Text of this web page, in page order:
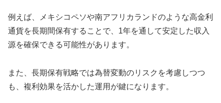
例えば、メキシコペソや南アフリカランドのような高金利
通貨を長期間保有することで、1年を通して安定した収入
源を確保できる可能性があります。
また、長期保有戦略では為替変動のリスクを考慮しつつ
も、複利効果を活かした運用が鍵になります。